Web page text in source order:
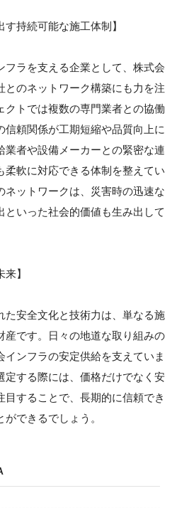
す持続可能な施工体制】
フラを支える企業として、株式会
とのネットワーク構築にも力を注
クトでは複数の専門業者との協働
信頼関係が工期短縮や品質向上に
業者や設備メーカーとの緊密な連
柔軟に対応できる体制を整えてい
ネットワークは、災害時の迅速な
いった社会的価値も生み出して
】
た安全文化と技術力は、単なる施
産です。日々の地道な取り組みの
ンフラの安定供給を支えていま
定する際には、価格だけでなく安
することで、長期的に信頼でき
できるでしょう。